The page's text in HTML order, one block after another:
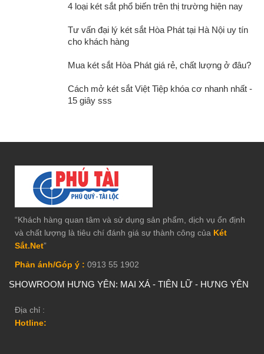
4 loại két sắt phổ biến trên thị trường hiện nay
Tư vấn đại lý két sắt Hòa Phát tại Hà Nội uy tín
cho khách hàng
Mua két sắt Hòa Phát giá rẻ, chất lượng ở đâu?
Cách mở két sắt Việt Tiệp khóa cơ nhanh nhất -
15 giây sss
“Khách hàng quan tâm và sử dụng sản phẩm, dịch vụ ổn định
và chất lượng là tiêu chí đánh giá sự thành công của Két
Sắt.Net”
Phản ánh/Góp ý : 0913 55 1902
SHOWROOM HƯNG YÊN: MAI XÁ - TIÊN LỮ - HƯNG YÊN
Địa chỉ :
Hotline: